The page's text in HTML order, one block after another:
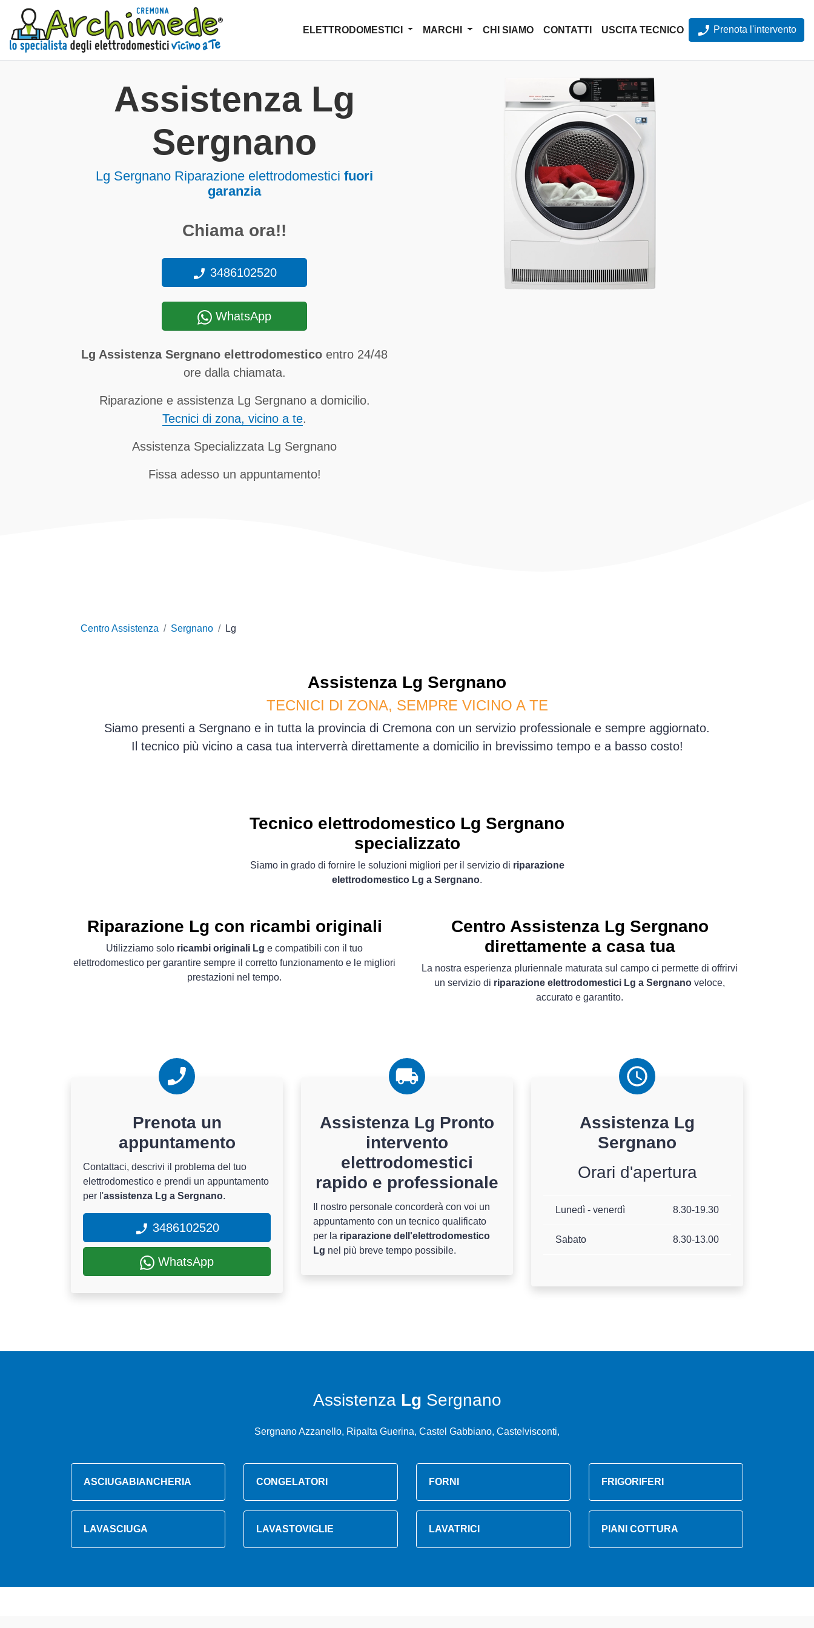
ELETTRODOMESTICI MARCHI CHI SIAMO CONTATTI USCITA TECNICO Prenota l'intervento
Assistenza Lg
Sergnano
Lg Sergnano Riparazione elettrodomestici fuori
garanzia
Chiama ora!!
3486102520
WhatsApp
Lg Assistenza Sergnano elettrodomestico entro 24/48
ore dalla chiamata.
Riparazione e assistenza Lg Sergnano a domicilio.
Tecnici di zona, vicino a te.
Assistenza Specializzata Lg Sergnano
Fissa adesso un appuntamento!
Centro Assistenza Sergnano Lg
Assistenza Lg Sergnano
TECNICI DI ZONA, SEMPRE VICINO A TE
Siamo presenti a Sergnano e in tutta la provincia di Cremona con un servizio professionale e sempre aggiornato.
Il tecnico più vicino a casa tua interverrà direttamente a domicilio in brevissimo tempo e a basso costo!
Tecnico elettrodomestico Lg Sergnano
specializzato
Siamo in grado di fornire le soluzioni migliori per il servizio di riparazione
elettrodomestico Lg a Sergnano.
Riparazione Lg con ricambi originali
Utilizziamo solo ricambi originali Lg e compatibili con il tuo
elettrodomestico per garantire sempre il corretto funzionamento e le migliori
prestazioni nel tempo.
Centro Assistenza Lg Sergnano
direttamente a casa tua
La nostra esperienza pluriennale maturata sul campo ci permette di offrirvi
un servizio di riparazione elettrodomestici Lg a Sergnano veloce,
accurato e garantito.
Prenota un
appuntamento
Contattaci, descrivi il problema del tuo
elettrodomestico e prendi un appuntamento
per l'assistenza Lg a Sergnano.
3486102520
WhatsApp
Assistenza Lg Pronto
intervento
elettrodomestici
rapido e professionale
Il nostro personale concorderà con voi un
appuntamento con un tecnico qualificato
per la riparazione dell'elettrodomestico
Lg nel più breve tempo possibile.
Assistenza Lg
Sergnano
Orari d'apertura
Lunedì - venerdì 8.30-19.30
Sabato 8.30-13.00
Assistenza Lg Sergnano
Sergnano Azzanello, Ripalta Guerina, Castel Gabbiano, Castelvisconti,
ASCIUGABIANCHERIA CONGELATORI FORNI FRIGORIFERI
LAVASCIUGA LAVASTOVIGLIE LAVATRICI PIANI COTTURA